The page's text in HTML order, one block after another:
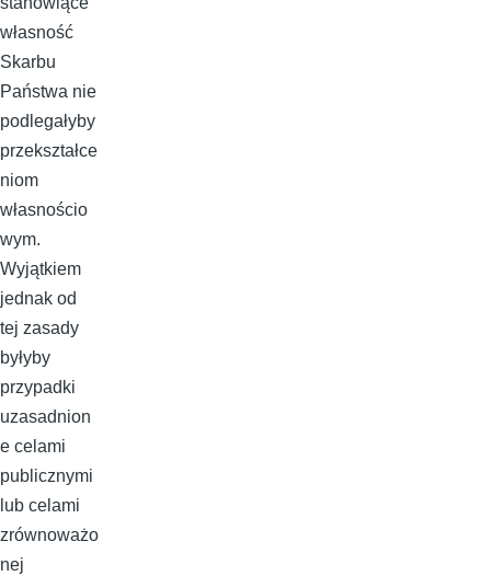
własność
Skarbu
Państwa nie
podlegałyby
przekształce
niom
własnościo
wym.
Wyjątkiem
jednak od
tej zasady
byłyby
przypadki
uzasadnion
e celami
publicznymi
lub celami
zrównoważo
nej